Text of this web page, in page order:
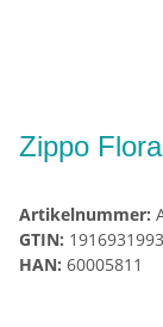
Zippo
Artikelnummer:
GTIN:
HAN: 60005811